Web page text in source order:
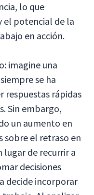
lo que
el potencial de la
en acción.
imagine una
se ha
respuestas rápidas
Sin embargo,
un aumento en
sobre el retraso en
de recurrir a
decisiones
decide incorporar